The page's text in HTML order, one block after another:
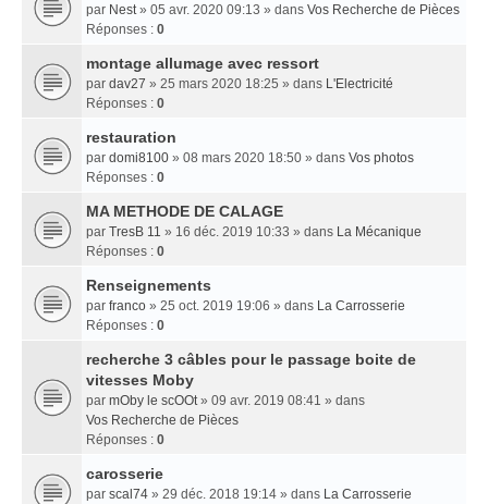
par Nest» 05 avr. 2020 09:13 » dans Vos Recherche de Pièces
Réponses : 0
montage allumage avec ressort
par dav27 » 25 mars 2020 18:25 » dans L'Electricité
Réponses : 0
restauration
par domi8100 » 08 mars 2020 18:50 » dans Vos photos
Réponses : 0
MA METHODE DE CALAGE
par TresB 11 » 16 déc. 2019 10:33 » dans La Mécanique
Réponses : 0
Renseignements
par franco » 25 oct. 2019 19:06 » dans La Carrosserie
Réponses : 0
recherche 3 câbles pour le passage boite de
vitesses Moby
par mOby le scOOt» 09 avr. 2019 08:41 » dans
Vos Recherche de Pièces
Réponses : 0
carosserie
par scal74 » 29 déc. 2018 19:14 » dans La Carrosserie